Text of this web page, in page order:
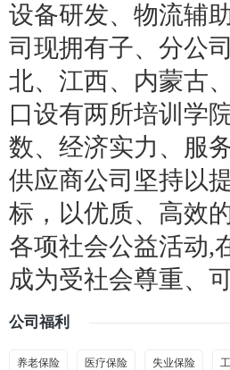
设备研发、物流辅
司现拥有子、分公
北、江西、内蒙古
口设有两所培训学
数、经济实力、服
供应商公司坚持以
标，以优质、高效
各项社会公益活动,
成为受社会尊重、
公司福利
养老保险 医疗保险 失业保险